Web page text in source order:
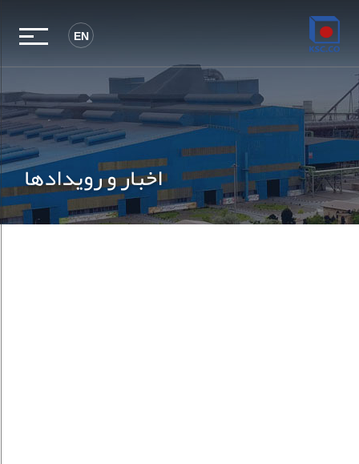
EN
اخبار و رویدادها